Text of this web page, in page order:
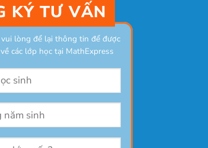
KÝ TƯ VẤN
lòng để lại thông tin để được
các lớp học tại MathExpress